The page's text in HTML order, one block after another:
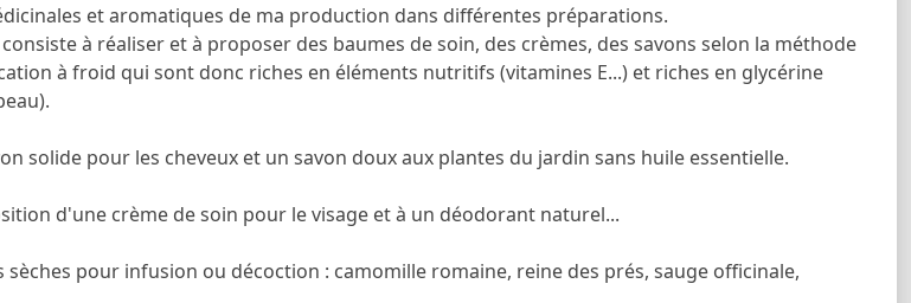
et aromatiques de ma production dans différentes préparations.
à réaliser et à proposer des baumes de soin, des crèmes, des savons selon la méthode
à froid qui sont donc riches en éléments nutritifs (vitamines E...) et riches en glycérine
solide pour les cheveux et un savon doux aux plantes du jardin sans huile essentielle.
d'une crème de soin pour le visage et à un déodorant naturel...
sèches pour infusion ou décoction : camomille romaine, reine des prés, sauge officinale,